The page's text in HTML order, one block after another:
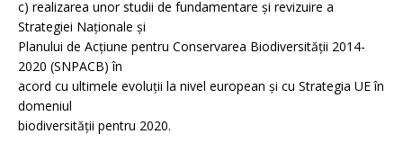
c) realizarea unor studii de fundamentare și revizuire a
Strategiei Naționale și
Planului de Acțiune pentru Conservarea Biodiversității 2014-
2020 (SNPACB) în
acord cu ultimele evoluții la nivel european și cu Strategia UE în
domeniul
biodiversității pentru 2020.